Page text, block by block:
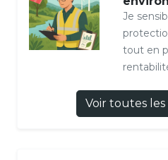
Je
tout en
Voir toutes